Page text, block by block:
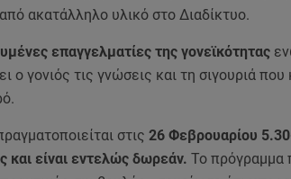
ακατάλληλο υλικό στο Διαδίκτυο.
επαγγελματίες της γονεϊκότητας
ο γονιός τις γνώσεις και τη σιγουριά
στις 26 Φεβρουαρίου
και είναι εντελώς δωρεάν. Το πρόγραμμα